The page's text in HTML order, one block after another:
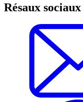
Résaux sociaux